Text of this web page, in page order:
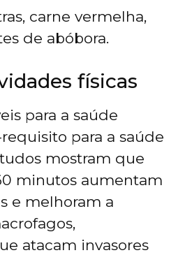
carne vermelha,
de abóbora.
físicas
para a saúde
para a saúde
mostram que
minutos aumentam
e melhoram a
atacam invasores